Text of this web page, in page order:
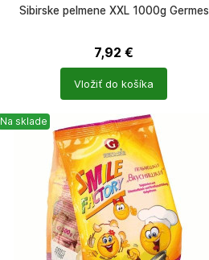
Sibirske pelmene XXL 1000g Germes
7,92 €
Vložiť do košíka
Na sklade